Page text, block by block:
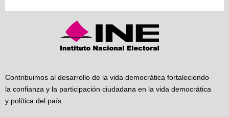
Contribuimos al desarrollo de la vida democrática fortaleciendo
la confianza y la participación ciudadana en la vida democrática
y política del país.